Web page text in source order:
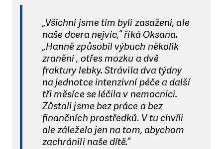
„Všichni jsme tím byli zasaženi, ale
naše dcera nejvíc,“ říká Oksana.
„Hanně způsobil výbuch několik
zranění , otřes mozku a dvě
fraktury lebky. Strávila dva týdny
na jednotce intenzivní péče a další
tři měsíce se léčila v nemocnici.
Zůstali jsme bez práce a bez
finančních prostředků. V tu chvíli
ale záleželo jen na tom, abychom
zachránili naše dítě.“